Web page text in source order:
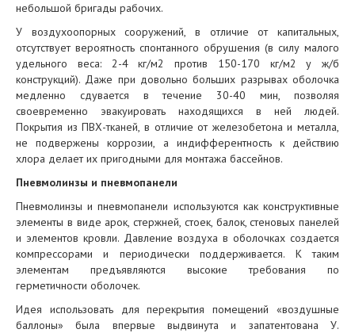
небольшой бригады рабочих.
У воздухоопорных сооружений, в отличие от капитальных,
отсутствует вероятность спонтанного обрушения (в силу малого
удельного веса: 2-4 кг/м2 против 150-170 кг/м2 у ж/б
конструкций). Даже при довольно больших разрывах оболочка
медленно сдувается в течение 30-40 мин, позволяя
своевременно эвакуировать находящихся в ней людей.
Покрытия из ПВХ-тканей, в отличие от железобетона и металла,
не подвержены коррозии, а индифферентность к действию
хлора делает их пригодными для монтажа бассейнов.
Пневмолинзы и пневмопанели
Пневмолинзы и пневмопанели используются как конструктивные
элементы в виде арок, стержней, стоек, балок, стеновых панелей
и элементов кровли. Давление воздуха в оболочках создается
компрессорами и периодически поддерживается. К таким
элементам предъявляются высокие требования по
герметичности оболочек.
Идея использовать для перекрытия помещений «воздушные
баллоны» была впервые выдвинута и запатентована У.